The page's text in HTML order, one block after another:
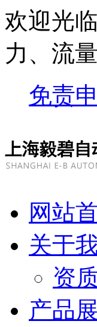
欢迎光
力、流
免责
网站
关于
资
产品